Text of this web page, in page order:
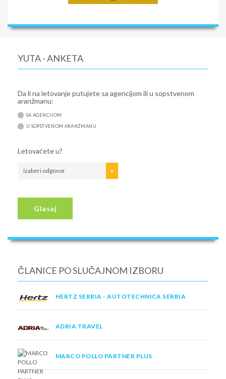
YUTA - ANKETA
Da li na letovanje putujete sa agencijom ili u sopstvenom
aranžmanu:
SA AGENCIJOM
U SOPSTVENOM ARANŽMANU
Letovaćete u?
izaberi odgovor
Glasaj
ČLANICE PO SLUČAJNOM IZBORU
HERTZ SERBIA - AUTOTECHNICA SERBIA
ADRIA TRAVEL
MARCO POLLO PARTNER PLUS